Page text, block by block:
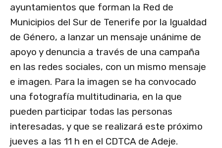
ayuntamientos que forman la Red de
Municipios del Sur de Tenerife por la Igualdad
de Género, a lanzar un mensaje unánime de
apoyo y denuncia a través de una campaña
en las redes sociales, con un mismo mensaje
e imagen. Para la imagen se ha convocado
una fotografía multitudinaria, en la que
pueden participar todas las personas
interesadas, y que se realizará este próximo
jueves a las 11 h en el CDTCA de Adeje.